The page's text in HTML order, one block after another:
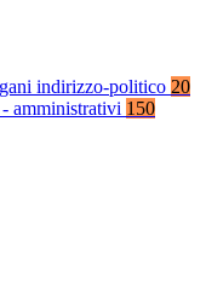
indirizzo-politico 20
amministrativi 150